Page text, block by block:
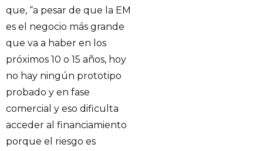
que, “a pesar de que la EM
es el negocio más grande
que va a haber en los
próximos 10 o 15 años, hoy
no hay ningún prototipo
probado y en fase
comercial y eso dificulta
acceder al financiamiento
porque el riesgo es